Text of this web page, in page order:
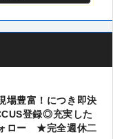
場豊富！につき即決
登録◎充実した
ォロー ★完全週休二